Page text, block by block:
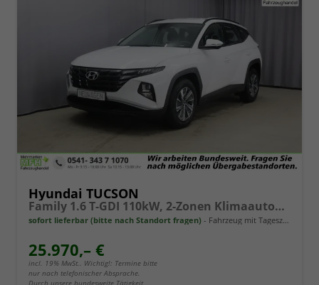
Hyundai TUCSON
Family 1.6 T-GDI 110kW, 2-Zonen Klimaautomatik, Sitzheizung, AppleCarPlay&Android Auto, Freisprecheinrichtung, Radio DAB, Verkehrszeichenerkennung, Rückfahrkamera, eCall Notrufsystem, 17 Zoll Leichtmetallfelgen, uvm.
sofort lieferbar (bitte nach Standort fragen) Fahrzeug mit Tageszulassung
25.970,– €
incl. 19% MwSt.. Wichtig!: Termine bitte
nur nach telefonischer Absprache.